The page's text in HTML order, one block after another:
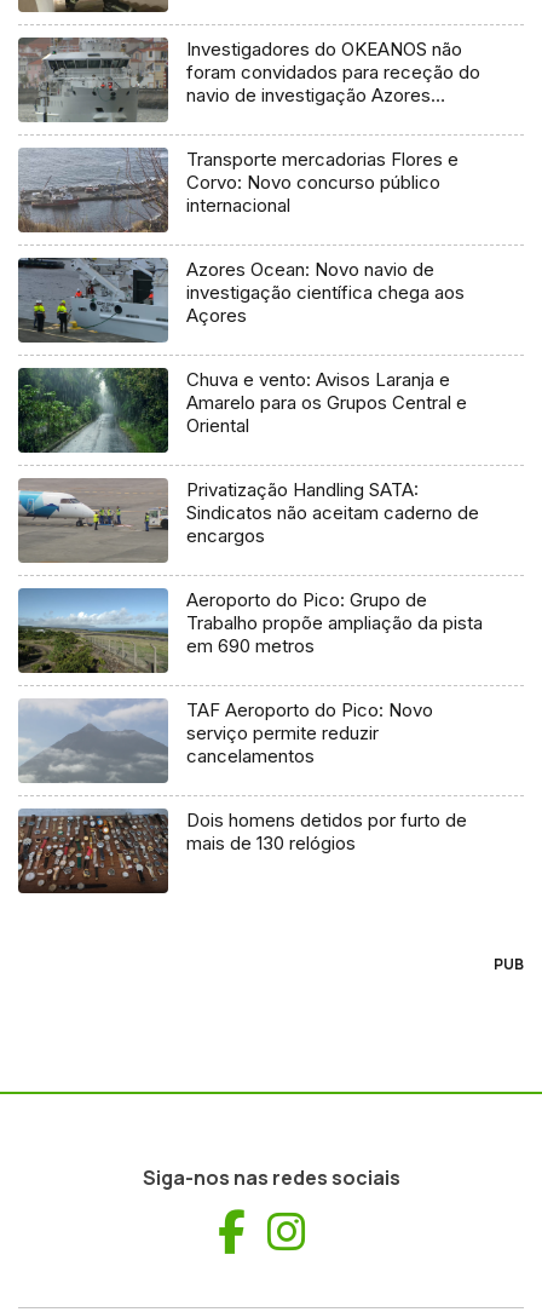
Investigadores do OKEANOS não
foram convidados para receção do
navio de investigação Azores
Transporte mercadorias Flores e
Corvo: Novo concurso público
internacional
Azores Ocean: Novo navio de
investigação científica chega aos
Açores
Chuva e vento: Avisos Laranja e
Amarelo para os Grupos Central e
Oriental
Privatização Handling SATA:
Sindicatos não aceitam caderno de
encargos
Aeroporto do Pico: Grupo de
Trabalho propõe ampliação da pista
em 690 metros
TAF Aeroporto do Pico: Novo
serviço permite reduzir
cancelamentos
Dois homens detidos por furto de
mais de 130 relógios
PUB
Siga-nos nas redes sociais
Facebook